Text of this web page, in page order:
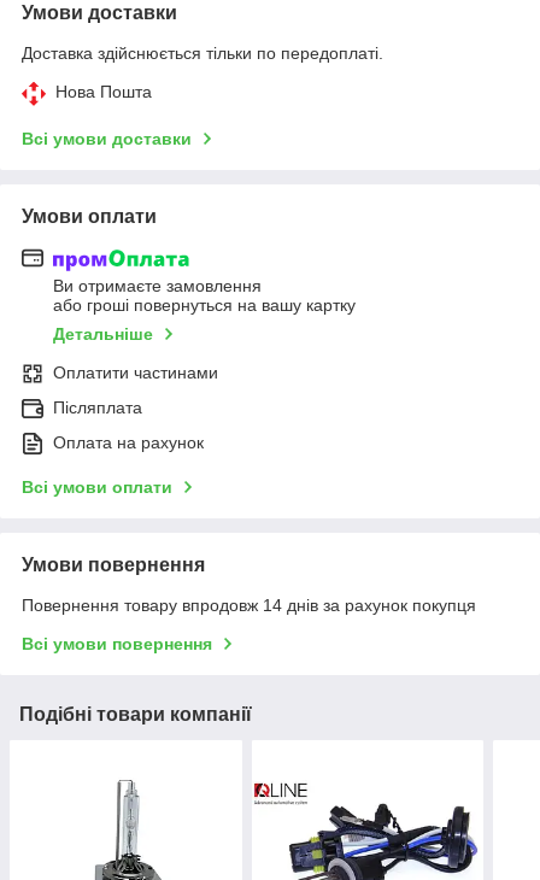
Умови доставки
Доставка здійснюється тільки по передоплаті.
Нова Пошта
Всі умови доставки
Умови оплати
Ви отримаєте замовлення
або гроші повернуться на вашу картку
Детальніше
Оплатити частинами
Післяплата
Оплата на рахунок
Всі умови оплати
Умови повернення
Повернення товару впродовж 14 днів за рахунок покупця
Всі умови повернення
Подібні товари компанії